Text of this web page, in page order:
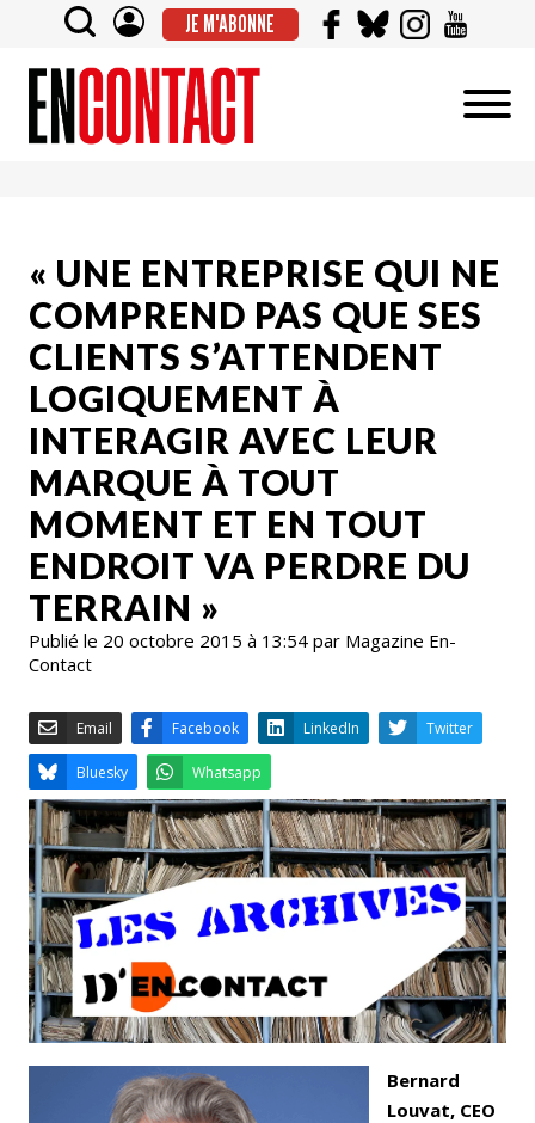
JE M'ABONNE
« UNE ENTREPRISE QUI NE
COMPREND PAS QUE SES
CLIENTS S’ATTENDENT
LOGIQUEMENT À
INTERAGIR AVEC LEUR
MARQUE À TOUT
MOMENT ET EN TOUT
ENDROIT VA PERDRE DU
TERRAIN »
Publié le 20 octobre 2015 à 13:54 par Magazine En-
Contact
Email Facebook LinkedIn
Bluesky
Bernard
Louvat, CEO